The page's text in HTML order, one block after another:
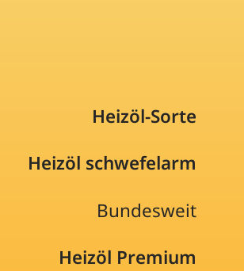
Heizöl-Sorte
Heizöl schwefelarm
Bundesweit
Heizöl Premium